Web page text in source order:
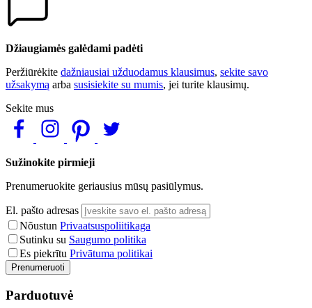
Džiaugiamės galėdami padėti
Peržiūrėkite dažniausiai užduodamus klausimus, sekite savo
užsakymą arba susisiekite su mumis, jei turite klausimų.
Sekite mus
Sužinokite pirmieji
Prenumeruokite geriausius mūsų pasiūlymus.
El. pašto adresas
Nõustun Privaatsuspoliitikaga
Sutinku su Saugumo politika
Es piekrītu Privātuma politikai
Prenumeruoti
Parduotuvė